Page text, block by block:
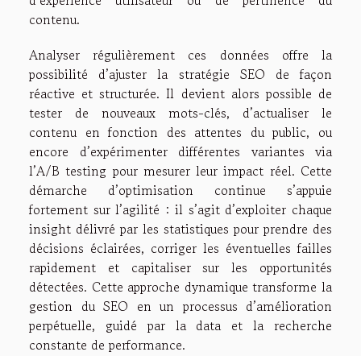
contenu.
Analyser régulièrement ces données offre la
possibilité d’ajuster la stratégie SEO de façon
réactive et structurée. Il devient alors possible de
tester de nouveaux mots-clés, d’actualiser le
contenu en fonction des attentes du public, ou
encore d’expérimenter différentes variantes via
l’A/B testing pour mesurer leur impact réel. Cette
démarche d’optimisation continue s’appuie
fortement sur l’agilité : il s’agit d’exploiter chaque
insight délivré par les statistiques pour prendre des
décisions éclairées, corriger les éventuelles failles
rapidement et capitaliser sur les opportunités
détectées. Cette approche dynamique transforme la
gestion du SEO en un processus d’amélioration
perpétuelle, guidé par la data et la recherche
constante de performance.